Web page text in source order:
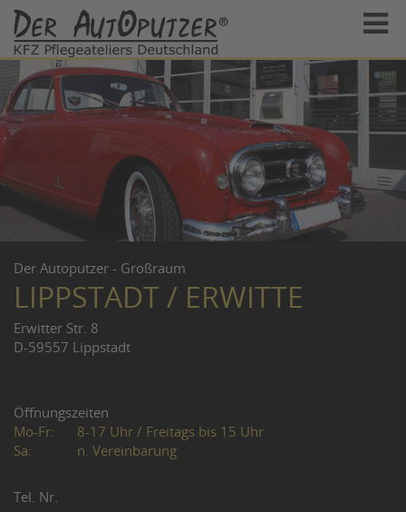
Der Autoputzer - Großraum
LIPPSTADT / ERWITTE
Erwitter Str. 8
D-59557 Lippstadt
Öffnungszeiten
Mo-Fr:
8-17 Uhr / Freitags bis 15 Uhr
Sa:
n. Vereinbarung
Tel. Nr.